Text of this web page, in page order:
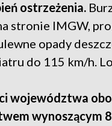
ostrzeżenia.
stronie IMGW,
opady
do 115 km/h.
województwa
wynoszącym